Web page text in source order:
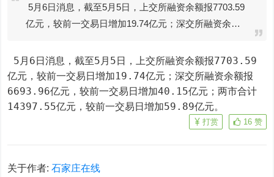
5月6日消息，截至5月5日，上交所融资余额报7703.59
亿元，较前一交易日增加19.74亿元；深交所融资余…
5月6日消息，截至5月5日，上交所融资余额报7703.59
亿元，较前一交易日增加19.74亿元；深交所融资余额报
6693.96亿元，较前一交易日增加40.15亿元；两市合计
14397.55亿元，较前一交易日增加59.89亿元。
16 赞
打赏
关于作者:石家庄在线